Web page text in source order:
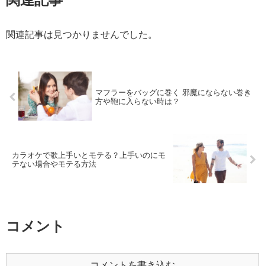
関連記事は見つかりませんでした。
マフラーをバッグに巻く 邪魔にならない巻き
方や鞄に入らない時は？
カラオケで歌上手いとモテる？上手いのにモ
テない場合やモテる方法
コメント